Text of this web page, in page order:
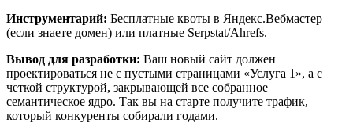
Инструментарий: Бесплатные квоты в Яндекс.Вебмастер
(если знаете домен) или платные Serpstat/Ahrefs.
Вывод для разработки: Ваш новый сайт должен
проектироваться не с пустыми страницами «Услуга 1», а с
четкой структурой, закрывающей все собранное
семантическое ядро. Так вы на старте получите трафик,
который конкуренты собирали годами.